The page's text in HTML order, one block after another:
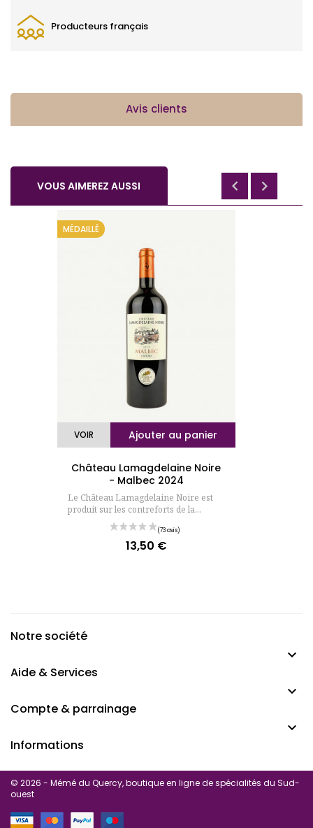
Producteurs français
Avis clients
VOUS AIMEREZ AUSSI
Ajouter au panier
VOIR
Château Lamagdelaine Noire
- Malbec 2024
Le Château Lamagdelaine Noire est
produit sur les contreforts de la...
Prix
13,50 €
MÉDAILLÉ
 
Notre société

Aide & Services

Compte & parrainage

Informations
© 2026 - Mémé du Quercy, boutique en ligne de spécialités du Sud-
ouest